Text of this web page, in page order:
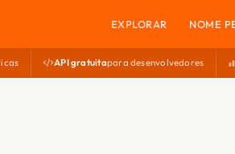
EXPLORAR NOME
API gratuitapara desenvolvedores